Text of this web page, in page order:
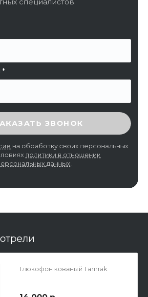
КОД
ЗВОНОК
на обработку своих персональных
политики в отношении
данных.
Глюкофон кованый Tamrak